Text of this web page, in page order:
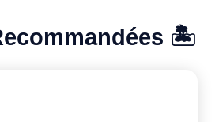
🏝️